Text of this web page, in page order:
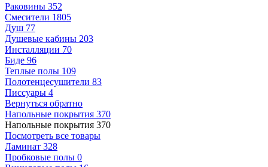
Раковины 352
Смесители 1805
Душ 77
Душевые кабины 203
Инсталляции 70
Биде 96
Теплые полы 109
Полотенцесушители 83
Писсуары 4
Вернуться обратно
Напольные покрытия 370
Напольные покрытия 370
Посмотреть все товары
Ламинат 328
Пробковые полы 0